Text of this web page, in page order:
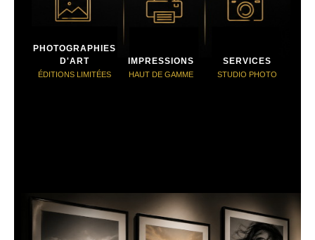
PHOTOGRAPHIES
D'ART
ÉDITIONS LIMITÉES
IMPRESSIONS
HAUT DE GAMME
SERVICES
STUDIO PHOTO